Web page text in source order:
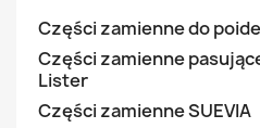
Części zamienne do
Części zamienne
Lister
Części zamienne SUEVIA